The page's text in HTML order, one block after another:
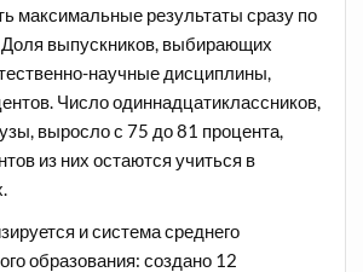
максимальные результаты сразу по
выпускников, выбирающих
научные дисциплины,
Число одиннадцатиклассников,
выросло с 75 до 81 процента,
из них остаются учиться в
и система среднего
образования: создано 12